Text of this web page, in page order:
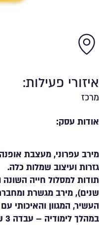
איזורי פעילות:
מרכז
אודות עסק:
מירב עפרוני, מעצבת
גזרות ועיצוב שמלות כלה.
שנים), מירב מגשרת
העשיר, המגוון והאיכותי